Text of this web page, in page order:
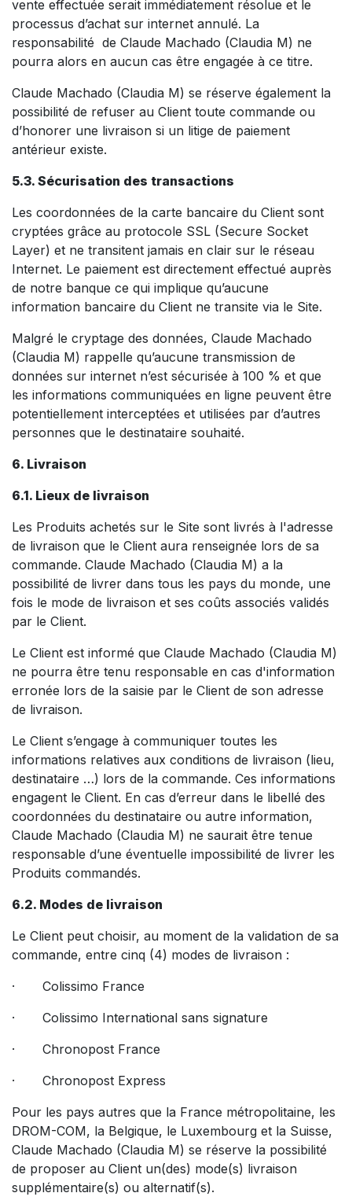
vente effectuée serait immédiatement résolue et le
processus d’achat sur internet annulé. La
responsabilité de Claude Machado (Claudia M) ne
pourra alors en aucun cas être engagée à ce titre.
Claude Machado (Claudia M) se réserve également la
possibilité de refuser au Client toute commande ou
d’honorer une livraison si un litige de paiement
antérieur existe.
5.3. Sécurisation des transactions
Les coordonnées de la carte bancaire du Client sont
cryptées grâce au protocole SSL (Secure Socket
Layer) et ne transitent jamais en clair sur le réseau
Internet. Le paiement est directement effectué auprès
de notre banque ce qui implique qu’aucune
information bancaire du Client ne transite via le Site.
Malgré le cryptage des données, Claude Machado
(Claudia M) rappelle qu’aucune transmission de
données sur internet n’est sécurisée à 100 % et que
les informations communiquées en ligne peuvent être
potentiellement interceptées et utilisées par d’autres
personnes que le destinataire souhaité.
6. Livraison
6.1. Lieux de livraison
Les Produits achetés sur le Site sont livrés à l'adresse
de livraison que le Client aura renseignée lors de sa
commande. Claude Machado (Claudia M) a la
possibilité de livrer dans tous les pays du monde, une
fois le mode de livraison et ses coûts associés validés
par le Client.
Le Client est informé que Claude Machado (Claudia M)
ne pourra être tenu responsable en cas d'information
erronée lors de la saisie par le Client de son adresse
de livraison.
Le Client s’engage à communiquer toutes les
informations relatives aux conditions de livraison (lieu,
destinataire …) lors de la commande. Ces informations
engagent le Client. En cas d’erreur dans le libellé des
coordonnées du destinataire ou autre information,
Claude Machado (Claudia M) ne saurait être tenue
responsable d’une éventuelle impossibilité de livrer les
Produits commandés.
6.2. Modes de livraison
Le Client peut choisir, au moment de la validation de sa
commande, entre cinq (4) modes de livraison :
· Colissimo France
· Colissimo International sans signature
· Chronopost France
· Chronopost Express
Pour les pays autres que la France métropolitaine, les
DROM-COM, la Belgique, le Luxembourg et la Suisse,
Claude Machado (Claudia M) se réserve la possibilité
de proposer au Client un(des) mode(s) livraison
supplémentaire(s) ou alternatif(s).